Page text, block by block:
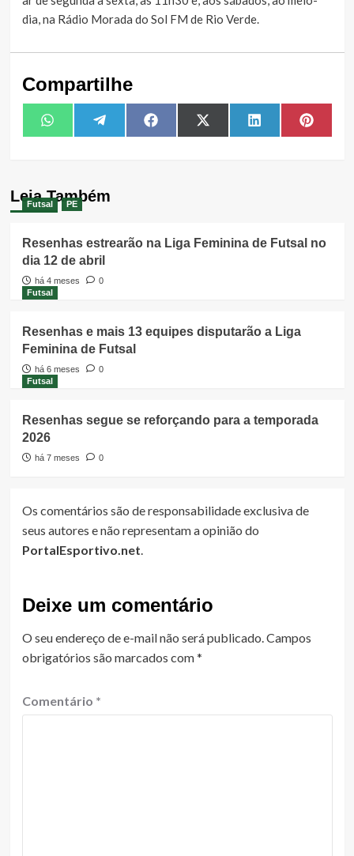
dia, na Rádio Morada do Sol FM de Rio Verde.
Compartilhe
Share
on
WhatsAppShare
on
TelegramShare
on
FacebookShare
on
X
(Twitter)
Share
on
LinkedIn Share
on
Leia Também
Futsal PE
Resenhas estrearão na Liga Feminina de Futsal no
dia 12 de abril
há 4 meses
0
Futsal
Resenhas e mais 13 equipes disputarão a Liga
Feminina de Futsal
há 6 meses
0
Futsal
Resenhas segue se reforçando para a temporada
2026
há 7 meses 0
Os comentários são de responsabilidade exclusiva de
seus autores e não representam a opinião do
PortalEsportivo.net.
Deixe um comentário
O seu endereço de e-mail não será publicado.Campos
obrigatórios são marcados com*
Comentário *